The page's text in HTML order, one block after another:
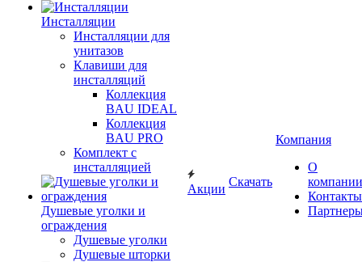
Инсталляции
Инсталляции для
унитазов
Клавиши для
инсталляций
Коллекция
BAU IDEAL
Коллекция
BAU PRO
Комплект с
инсталляцией
Душевые уголки и
ограждения
Душевые уголки
Душевые шторки
Акции
Скачать
Компания
О
компании
Контакты